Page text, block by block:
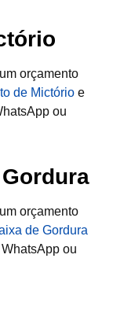
orçamento
de Mictório e
ou
orçamento
de Gordura
ou